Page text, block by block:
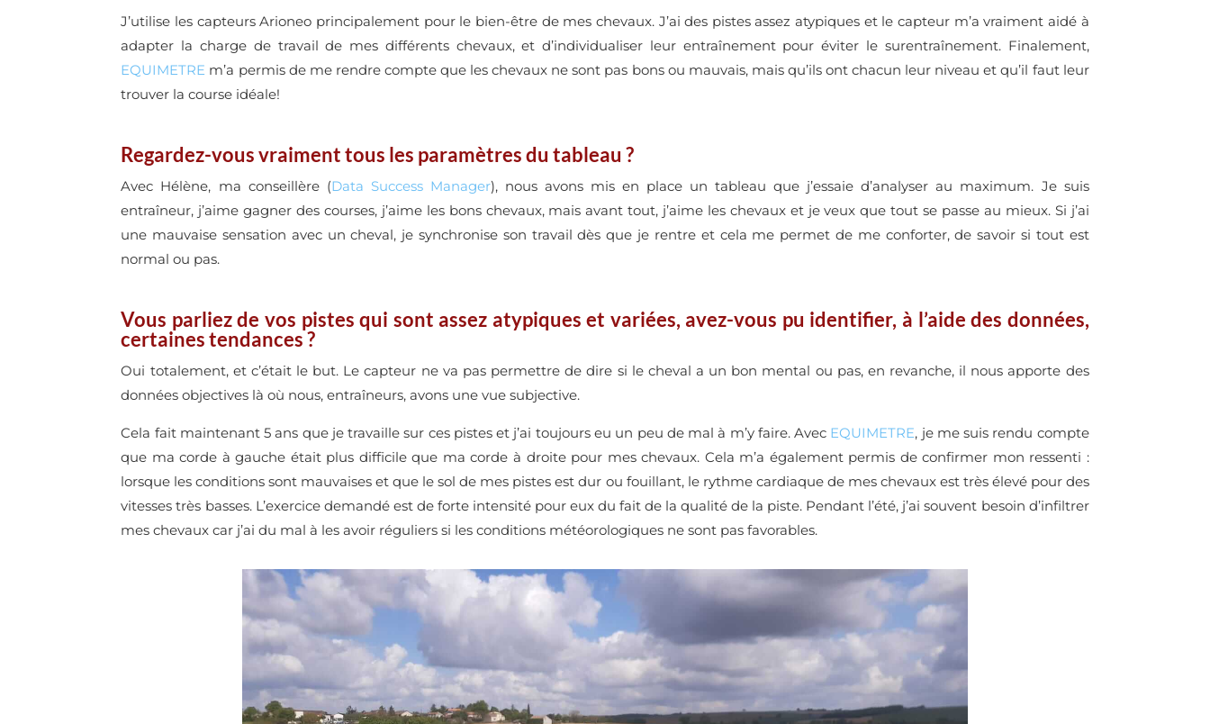
J’utilise les capteurs Arioneo principalement pour le bien-être de mes chevaux. J’ai des pistes assez atypiques et le capteur m’a vraiment aidé à
adapter la charge de travail de mes différents chevaux, et d’individualiser leur entraînement pour éviter le surentraînement. Finalement,
EQUIMETRE m’a permis de me rendre compte que les chevaux ne sont pas bons ou mauvais, mais qu’ils ont chacun leur niveau et qu’il faut leur
trouver la course idéale!
Regardez-vous vraiment tous les paramètres du tableau ?
Avec Hélène, ma conseillère (Data Success Manager), nous avons mis en place un tableau que j’essaie d’analyser au maximum. Je suis
entraîneur, j’aime gagner des courses, j’aime les bons chevaux, mais avant tout, j’aime les chevaux et je veux que tout se passe au mieux. Si j’ai
une mauvaise sensation avec un cheval, je synchronise son travail dès que je rentre et cela me permet de me conforter, de savoir si tout est
normal ou pas.
Vous parliez de vos pistes qui sont assez atypiques et variées, avez-vous pu identifier, à l’aide des données,
certaines tendances ?
Oui totalement, et c’était le but. Le capteur ne va pas permettre de dire si le cheval a un bon mental ou pas, en revanche, il nous apporte des
données objectives là où nous, entraîneurs, avons une vue subjective.
Cela fait maintenant 5 ans que je travaille sur ces pistes et j’ai toujours eu un peu de mal à m’y faire. Avec EQUIMETRE, je me suis rendu compte
que ma corde à gauche était plus difficile que ma corde à droite pour mes chevaux. Cela m’a également permis de confirmer mon ressenti :
lorsque les conditions sont mauvaises et que le sol de mes pistes est dur ou fouillant, le rythme cardiaque de mes chevaux est très élevé pour des
vitesses très basses. L’exercice demandé est de forte intensité pour eux du fait de la qualité de la piste. Pendant l’été, j’ai souvent besoin d’infiltrer
mes chevaux car j’ai du mal à les avoir réguliers si les conditions météorologiques ne sont pas favorables.